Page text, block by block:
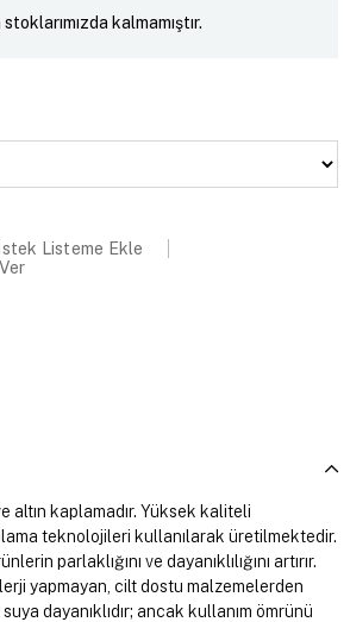
kalmamıştır.
Listeme Ekle
altın kaplamadır. Yüksek kaliteli
teknolojileri kullanılarak üretilmektedir.
parlaklığını ve dayanıklılığını artırır.
yapmayan, cilt dostu malzemelerden
dayanıklıdır; ancak kullanım ömrünü